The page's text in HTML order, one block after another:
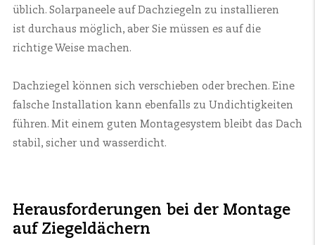
üblich. Solarpaneele auf Dachziegeln zu installieren
ist durchaus möglich, aber Sie müssen es auf die
richtige Weise machen.
Dachziegel können sich verschieben oder brechen. Eine
falsche Installation kann ebenfalls zu Undichtigkeiten
führen. Mit einem guten Montagesystem bleibt das Dach
stabil, sicher und wasserdicht.
Herausforderungen bei der Montage
auf Ziegeldächern